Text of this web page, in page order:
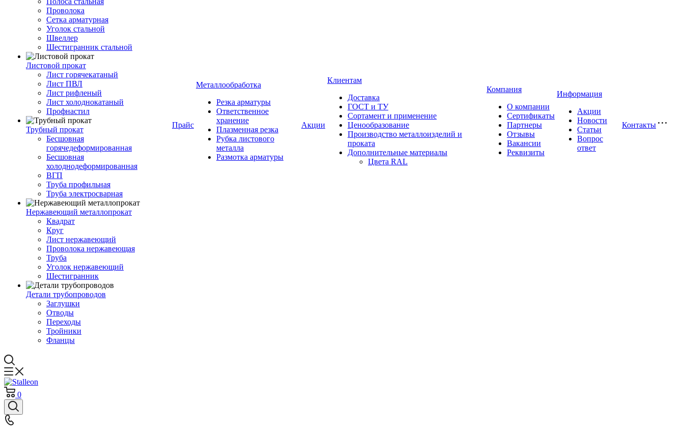
Проволока
Сетка арматурная
Уголок стальной
Швеллер
Шестигранник стальной
Листовой прокат
Лист горячекатаный
Лист ПВЛ
Лист рифленый
Лист холоднокатаный
Профнастил
Трубный прокат
Бесшовная
горячедеформированная
Бесшовная
холоднодеформированная
ВГП
Труба профильная
Труба электросварная
Нержавеющий металлопрокат
Квадрат
Круг
Лист нержавеющий
Проволока нержавеющая
Труба
Уголок нержавеющий
Шестигранник
Детали трубопроводов
Заглушки
Отводы
Переходы
Тройники
Фланцы
Прайс
Металлообработка
Резка арматуры
Ответственное
хранение
Плазменная резка
Рубка листового
металла
Размотка арматуры
Акции
Клиентам
Доставка
ГОСТ и ТУ
Сортамент и применение
Ценообразование
Производство металлоизделий и
проката
Дополнительные материалы
Цвета RAL
Компания
О компании
Сертификаты
Партнеры
Отзывы
Вакансии
Реквизиты
Информация
Акции
Новости
Статьи
Вопрос
ответ
Контакты
0